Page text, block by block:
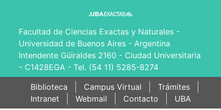
Facultad de Ciencias Exactas y Naturales -
Universidad de Buenos Aires - Argentina
Intendente Güiraldes 2160 - Ciudad Universitaria
- C1428EGA - Tel. (54 11) 5285-8274
Biblioteca
Campus Virtual
Trámites
Intranet
Webmail Contacto UBA